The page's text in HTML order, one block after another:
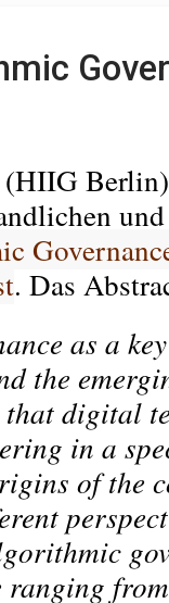
(HIIG
. Das
as a
the
digital
in a
of the
ranging